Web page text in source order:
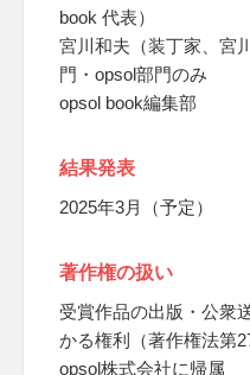
book 代表）
宮川和夫（装丁家、宮
門・opsol部門のみ
opsol book編集部
結果発表
2025年3月（予定）
著作権の扱い
受賞作品の出版・公衆
かる権利（著作権法第
opsol株式会社に帰属